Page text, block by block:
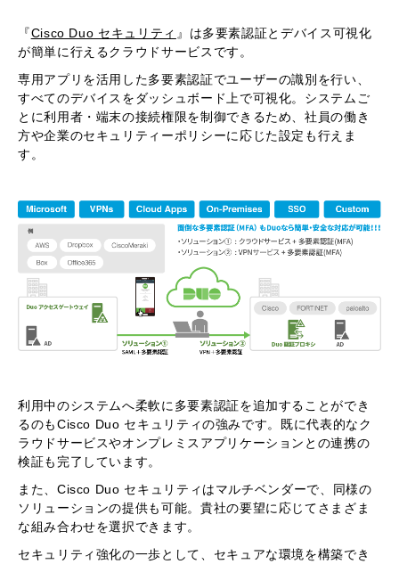
『Cisco Duo セキュリティ 』は多要素認証とデバイス可視化
が簡単に行えるクラウドサービスです。
専用アプリを活用した多要素認証でユーザーの識別を行い、
すべてのデバイスをダッシュボード上で可視化。システムご
とに利用者・端末の接続権限を制御できるため、社員の働き
方や企業のセキュリティーポリシーに応じた設定も行えま
す。
利用中のシステムへ柔軟に多要素認証を追加することができ
るのもCisco Duo セキュリティの強みです。既に代表的なク
ラウドサービスやオンプレミスアプリケーションとの連携の
検証も完了しています。
また、Cisco Duo セキュリティはマルチベンダーで、同様の
ソリューションの提供も可能。貴社の要望に応じてさまざま
な組み合わせを選択できます。
セキュリティ強化の一歩として、セキュアな環境を構築でき